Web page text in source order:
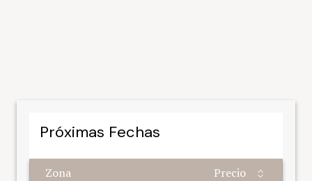
Próximas Fechas
Zona Precio